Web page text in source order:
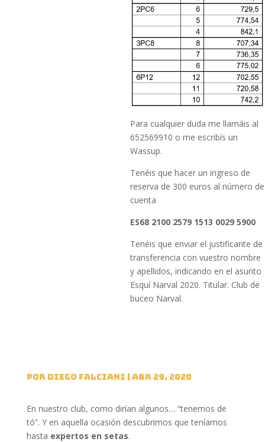
Para cualquier duda me llamáis al
652569910 o me escribís un
Wassup.
Tenéis que hacer un ingreso de
reserva de 300 euros al número de
cuenta
ES68 2100 2579 1513 0029 5900
Tenéis que enviar el justificante de
transferencia con vuestro nombre
y apellidos, indicando en el asunto
Esquí Narval 2020. Titular. Club de
buceo Narval.
por Diego Falciani | Abr 29, 2020
En nuestro club, como dirían algunos… “tenemos de
tó”. Y en aquella ocasión descubrimos que teníamos
hasta expertos en setas.